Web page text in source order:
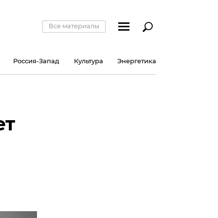
Все материалы
Россия-Запад Культура Энергетика